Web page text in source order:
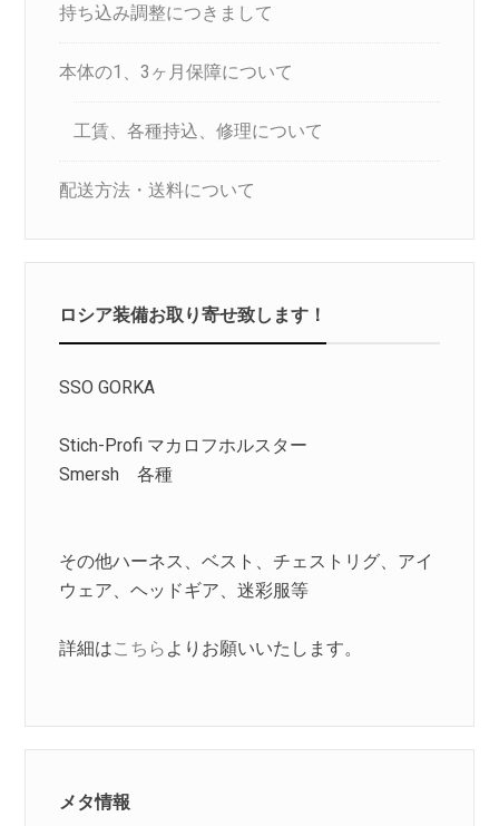
持ち込み調整につきまして
本体の1、3ヶ月保障について
工賃、各種持込、修理について
配送方法・送料について
ロシア装備お取り寄せ致します！
SSO GORKA
Stich-Profi マカロフホルスター
Smersh 各種
その他ハーネス、ベスト、チェストリグ、アイ
ウェア、ヘッドギア、迷彩服等
詳細はこちら よりお願いいたします。
メタ情報